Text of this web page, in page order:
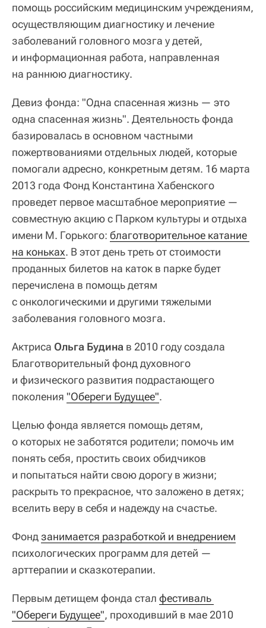
помощь российским медицинским учреждениям,
осуществляющим диагностику и лечение
заболеваний головного мозга у детей,
и информационная работа, направленная
на раннюю диагностику.
Девиз фонда: "Одна спасенная жизнь — это
одна спасенная жизнь". Деятельность фонда
базировалась в основном частными
пожертвованиями отдельных людей, которые
помогали адресно, конкретным детям. 16 марта
2013 года Фонд Константина Хабенского
проведет первое масштабное мероприятие —
совместную акцию с Парком культуры и отдыха
имени М. Горького: благотворительное катание
на коньках. В этот день треть от стоимости
проданных билетов на каток в парке будет
перечислена в помощь детям
с онкологическими и другими тяжелыми
заболевания головного мозга.
Актриса Ольга Будина в 2010 году создала
Благотворительный фонд духовного
и физического развития подрастающего
поколения "Обереги Будущее".
Целью фонда является помощь детям,
о которых не заботятся родители; помочь им
понять себя, простить своих обидчиков
и попытаться найти свою дорогу в жизни;
раскрыть то прекрасное, что заложено в детях;
вселить веру в себя и надежду на счастье.
Фондзанимается разработкой и внедрением
психологических программ для детей —
арттерапии и сказкотерапии.
Первым детищем фонда стал фестиваль
"Обереги Будущее", проходивший в мае 2010